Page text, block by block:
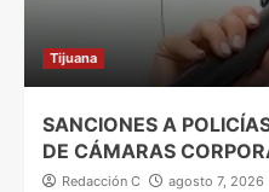
Tijuana
SANCIONES A
DE CÁMARAS
Redacción C agosto 7, 2026